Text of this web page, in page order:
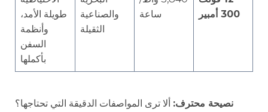
300 أمبير
ساعة
والصناعية
الثقيلة
طويلة الأمد،
وأنظمة
السفن
بأكملها
نصيحة محترف: ألا ترى المواصفات الدقيقة التي تحتاجها؟